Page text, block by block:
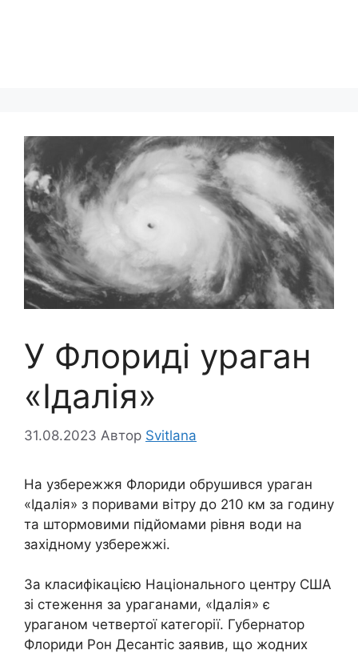
У Флориді ураган
«Ідалія»
31.08.2023 Автор Svitlana
На узбережжя Флориди обрушився ураган
«Ідалія» з поривами вітру до 210 км за годину
та штормовими підйомами рівня води на
західному узбережжі.
За класифікацією Національного центру США
зі стеження за ураганами, «Ідалія» є
ураганом четвертої категорії. Губернатор
Флориди Рон Десантіс заявив, що жодних